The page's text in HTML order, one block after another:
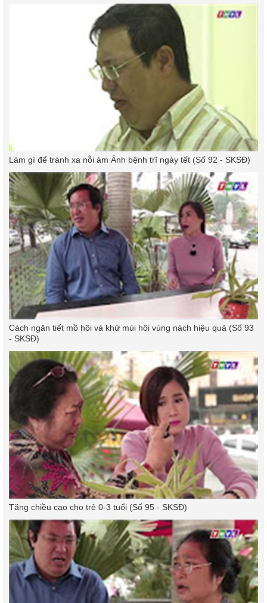
Làm gì để tránh xa nỗi ám Ảnh bệnh trĩ ngày tết (Số 92 - SKSĐ)
Cách ngăn tiết mồ hôi và khử mùi hôi vùng nách hiệu quả (Số 93
- SKSĐ)
Tăng chiều cao cho trẻ 0-3 tuổi (Số 95 - SKSĐ)